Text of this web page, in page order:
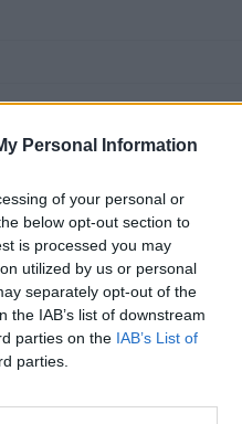
Personal Information
of your personal or
below opt-out section to
is processed you may
utilized by us or personal
separately opt-out of the
IAB’s list of downstream
parties on the IAB’s List of
parties.
Palmas de Gran Canaria, 05 de
relacionandose con figuras como
»
de la Fe en el año 2012, la
fondo documental, que es
Palmas de Gran Canaria, sito en el
... »
para el periódico ABC